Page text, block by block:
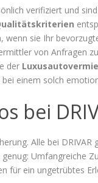
verifiziert und
wenn sie Ihr
von Anfragen
der
einem solch
bei
Alle bei
Umfangreiche
für ein ungetrübtes